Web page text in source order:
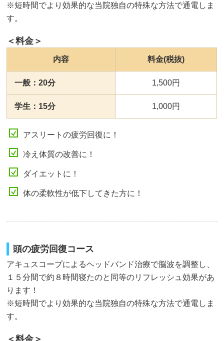
※短時間でより効果的な当院独自の特殊な方法で通電しま
す。
＜料金＞
内容 料金(税抜)
一般：20分 1,500円
学生：15分 1,000円
アスリートの疲労回復に！
冷え体質の改善に！
ダイエットに！
体の柔軟性が低下してきた方に！
頭の疲労回復コース
アキュスコープによるヘッドバンド治療で脳波を調整し、
１５分間で約８時間寝たのと同等のリフレッシュ効果があ
ります！
※短時間でより効果的な当院独自の特殊な方法で通電しま
す。
＜料金＞